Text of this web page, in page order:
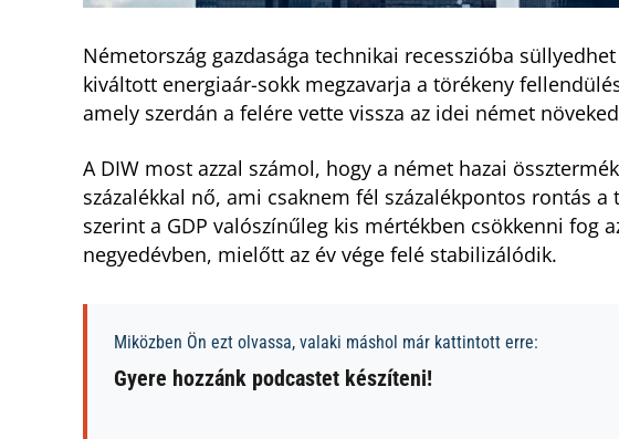
Németország gazdasága technikai recesszióba
kiváltott energiaár-sokk megzavarja a törékeny
amely szerdán a felére vette vissza az idei német
A DIW most azzal számol, hogy a német hazai
százalékkal nő, ami csaknem fél százalékpontos rontás a
szerint a GDP valószínűleg kis mértékben csökkenni fog
negyedévben, mielőtt az év vége felé stabilizálódik.
Miközben Ön ezt olvassa, valaki máshol már kattintott erre:
Gyere hozzánk podcastet készíteni!